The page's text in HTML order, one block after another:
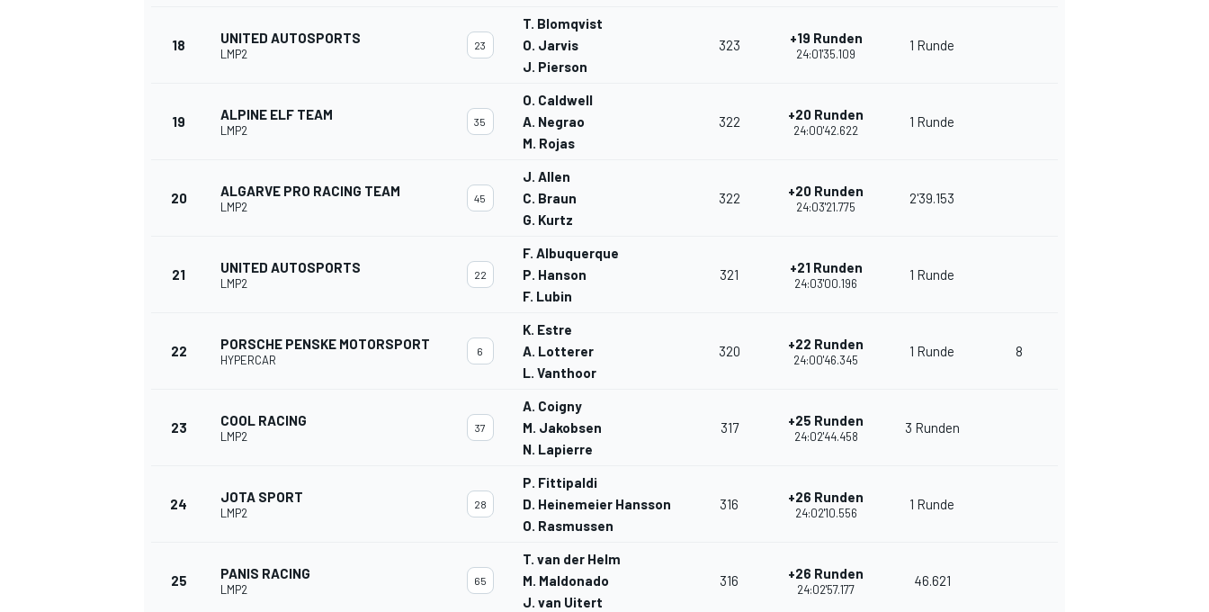
18 UNITED AUTOSPORTS
LMP2
23
T. Blomqvist
O. Jarvis
J. Pierson
323 +19 Runden
24:01'35.109
1 Runde
19 ALPINE ELF TEAM
LMP2
35
O. Caldwell
A. Negrao
M. Rojas
322 +20 Runden
24:00'42.622
1 Runde
20 ALGARVE PRO RACING TEAM
LMP2
45
J. Allen
C. Braun
G. Kurtz
322 +20 Runden
24:03'21.775
2'39.153
21 UNITED AUTOSPORTS
LMP2
22
F. Albuquerque
P. Hanson
F. Lubin
321 +21 Runden
24:03'00.196
1 Runde
22 PORSCHE PENSKE MOTORSPORT
HYPERCAR
6
K. Estre
A. Lotterer
L. Vanthoor
320 +22 Runden
24:00'46.345
1 Runde 8
23 COOL RACING
LMP2
37
A. Coigny
M. Jakobsen
N. Lapierre
317 +25 Runden
24:02'44.458
3 Runden
24 JOTA SPORT
LMP2
28
P. Fittipaldi
D. Heinemeier Hansson
O. Rasmussen
316 +26 Runden
24:02'10.556
1 Runde
25 PANIS RACING
LMP2
65
T. van der Helm
M. Maldonado
J. van Uitert
316 +26 Runden
24:02'57.177
46.621